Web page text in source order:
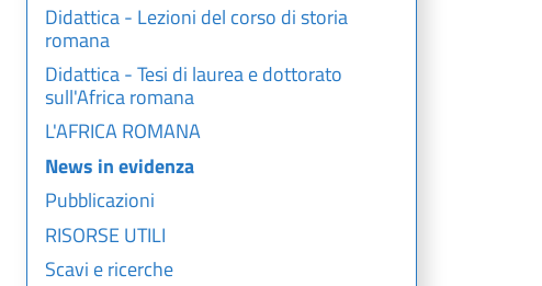
Didattica - Lezioni del corso di storia
romana
Didattica - Tesi di laurea e dottorato
sull'Africa romana
L'AFRICA ROMANA
News in evidenza
Pubblicazioni
RISORSE UTILI
Scavi e ricerche